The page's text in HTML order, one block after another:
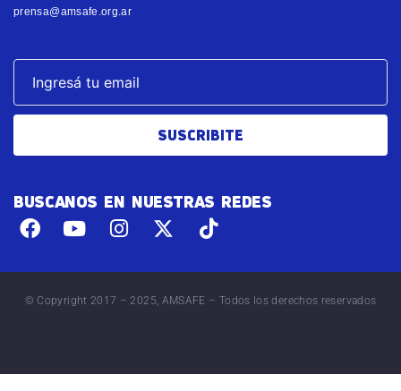
prensa@amsafe.org.ar
SUSCRIBITE
BUSCANOS EN NUESTRAS REDES
© Copyright 2017 – 2025, AMSAFE – Todos los derechos reservados